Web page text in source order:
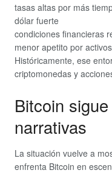
tasas altas por más
dólar fuerte
condiciones financieras
menor apetito por
Históricamente, ese
criptomonedas y
Bitcoin
narrativas
La situación vuelve a
enfrenta Bitcoin en